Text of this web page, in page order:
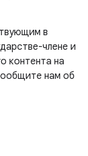
в
члене и
контента на
нам об